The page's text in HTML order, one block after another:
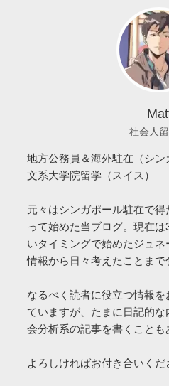
社会人
地方公務員＆海外駐在（シン
文系大学院留学（スイス）
元々はシンガポール駐在で
って始めた当ブログ。現在
いタイミングで始めたジュ
情報から日々考えたことまで
なるべく読者に役立つ情報
ていますが、たまに日記的
会分析系の記事を書くことも
よろしければお付き合いくだ